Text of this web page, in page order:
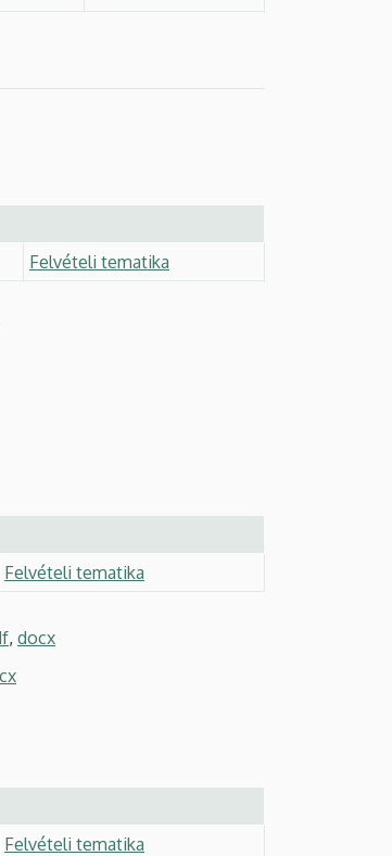
Felvételi tematika
Felvételi tematika
, docx
Felvételi tematika